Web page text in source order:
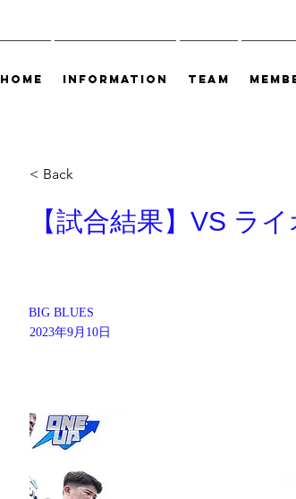
HOME INFORMATION TEAM
< Back
【試合結果】VS ラ
BIG BLUES
2023年9月10日